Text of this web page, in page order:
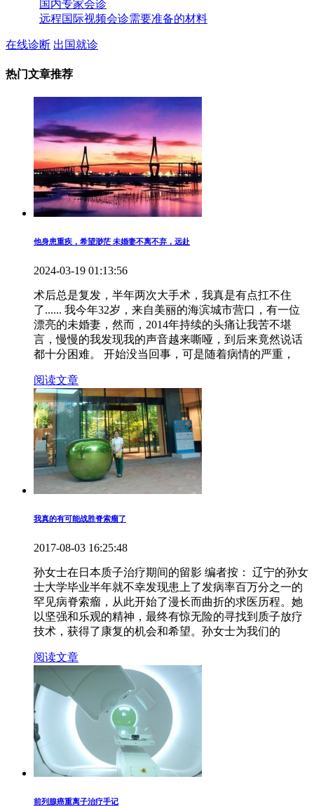
国内专家会诊
远程国际视频会诊需要准备的材料
在线诊断 出国就诊
热门文章推荐
他身患重疾，希望渺茫 未婚妻不离不弃，远赴
2024-03-19 01:13:56
术后总是复发，半年两次大手术，我真是有点扛不住
了...... 我今年32岁，来自美丽的海滨城市营口，有一位
漂亮的未婚妻，然而，2014年持续的头痛让我苦不堪
言，慢慢的我发现我的声音越来嘶哑，到后来竟然说话
都十分困难。 开始没当回事，可是随着病情的严重，
阅读文章
我真的有可能战胜脊索瘤了
2017-08-03 16:25:48
孙女士在日本质子治疗期间的留影 编者按： 辽宁的孙女
士大学毕业半年就不幸发现患上了发病率百万分之一的
罕见病脊索瘤，从此开始了漫长而曲折的求医历程。她
以坚强和乐观的精神，最终有惊无险的寻找到质子放疗
技术，获得了康复的机会和希望。孙女士为我们的
阅读文章
前列腺癌重离子治疗手记